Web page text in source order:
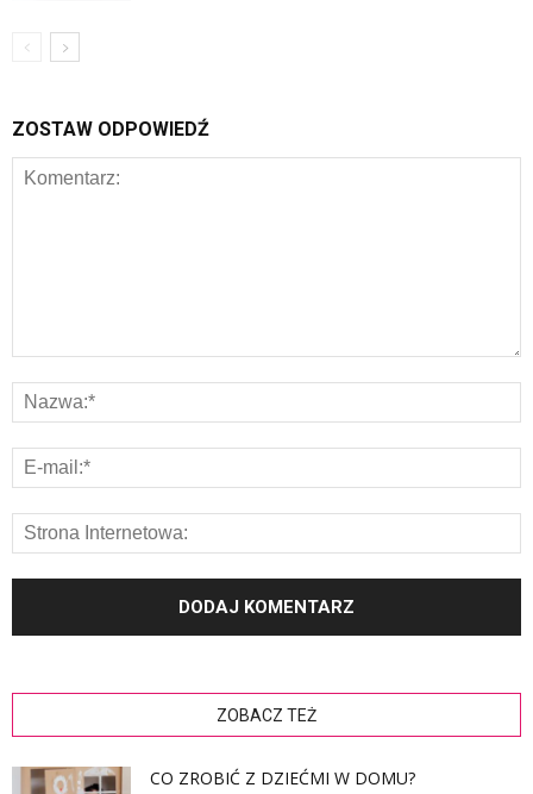
ZOSTAW ODPOWIEDŹ
ZOBACZ TEŻ
CO ZROBIĆ Z DZIEĆMI W DOMU?